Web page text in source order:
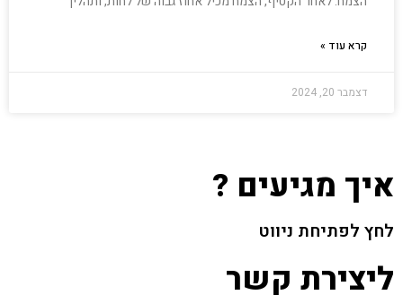
קרא עוד »
דצמבר 20, 2024
איך מגיעים ?
לחץ לפתיחת ניווט
ליצירת קשר